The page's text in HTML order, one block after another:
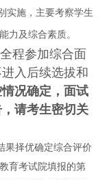
实施，主要考察学生
力及综合素质。
程参加综合面
入后续选拔和
况确定，面试
请考生密切关
果择优确定综合评价
育考试院填报的第